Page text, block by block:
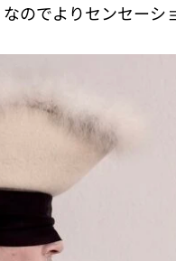
のでよりセンセーシ